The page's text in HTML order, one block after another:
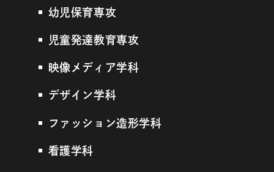
幼児保育専攻
児童発達教育専攻
映像メディア学科
デザイン学科
ファッション造形学科
看護学科